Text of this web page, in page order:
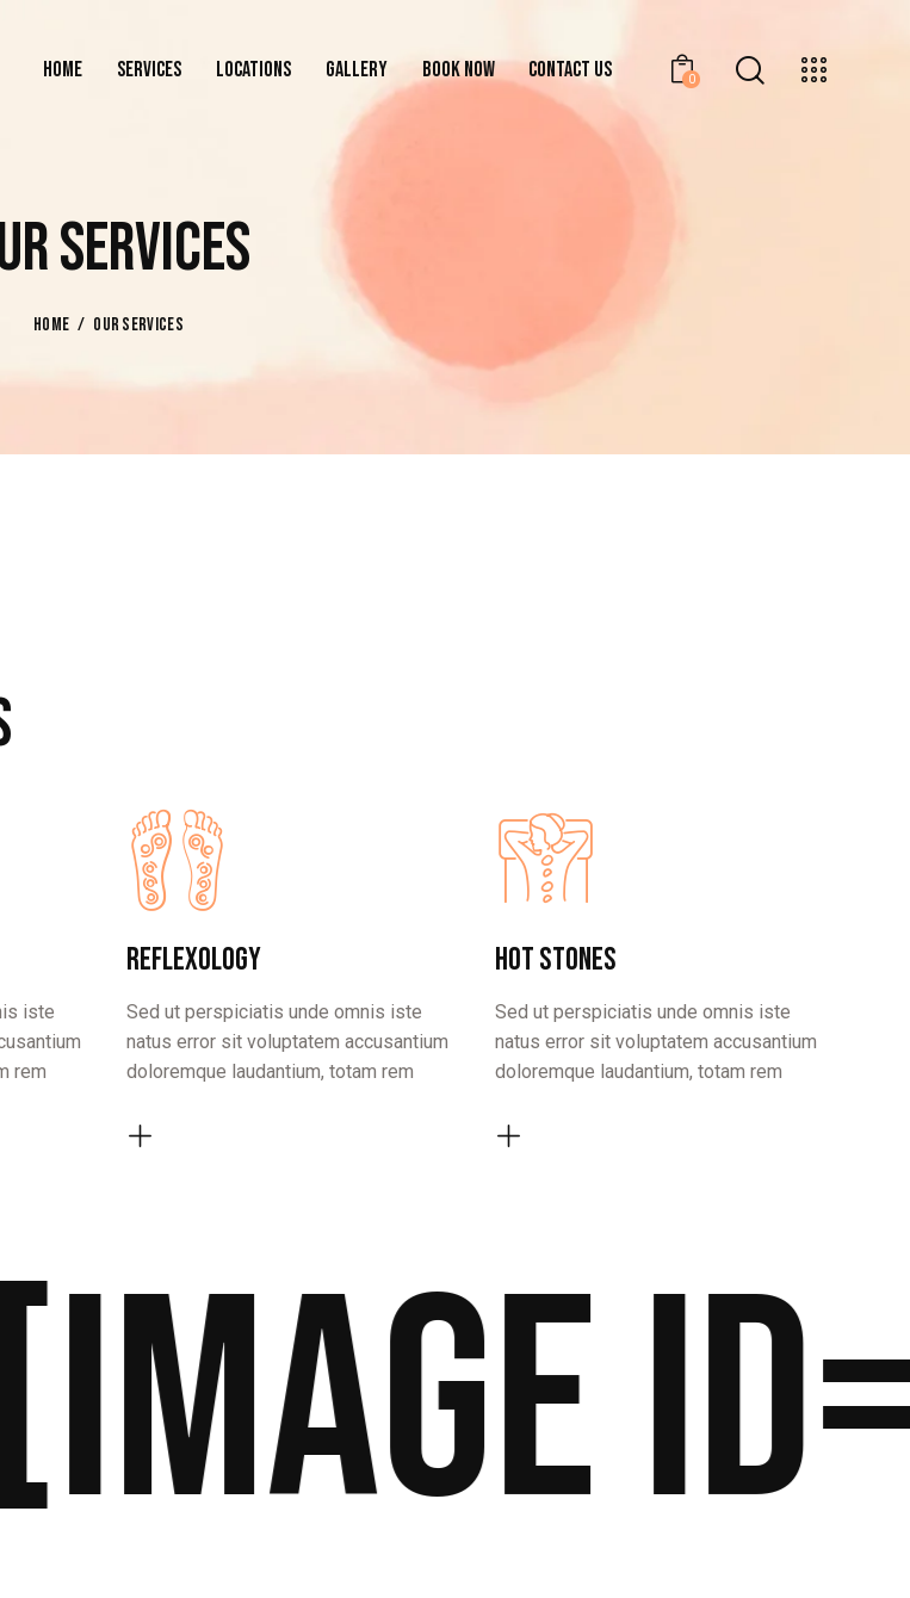
HOME SERVICES LOCATIONS GALLERY BOOK NOW CONTACT US 0
SERVICES
HOME OUR SERVICES
iste
rem
Reflexology
Sed ut perspiciatis unde omnis iste
natus error sit voluptatem accusantium
doloremque laudantium, totam rem
Hot stones
Sed ut perspiciatis unde omnis iste
natus error sit voluptatem accusantium
doloremque laudantium, totam rem